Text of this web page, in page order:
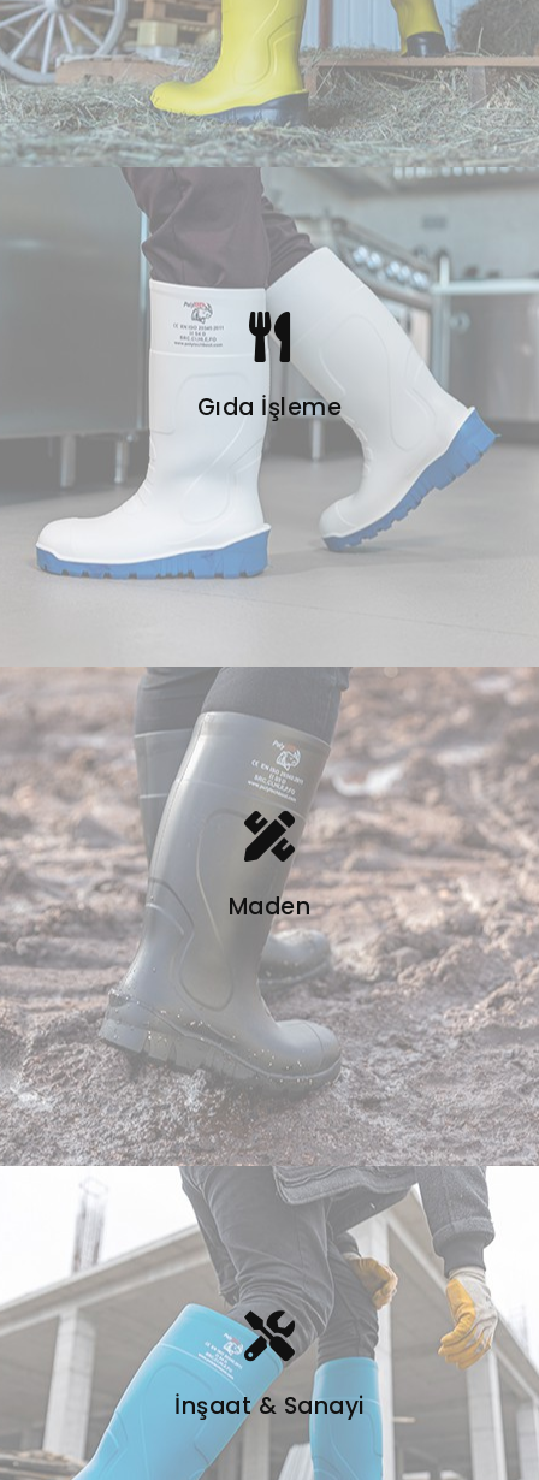
Gıda İşleme
Maden
İnşaat & Sanayi